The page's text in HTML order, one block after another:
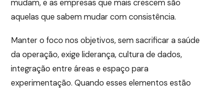
mudam, e as empresas que mais crescem são
aquelas que sabem mudar com consistência.
Manter o foco nos objetivos, sem sacrificar a saúde
da operação, exige liderança, cultura de dados,
integração entre áreas e espaço para
experimentação. Quando esses elementos estão